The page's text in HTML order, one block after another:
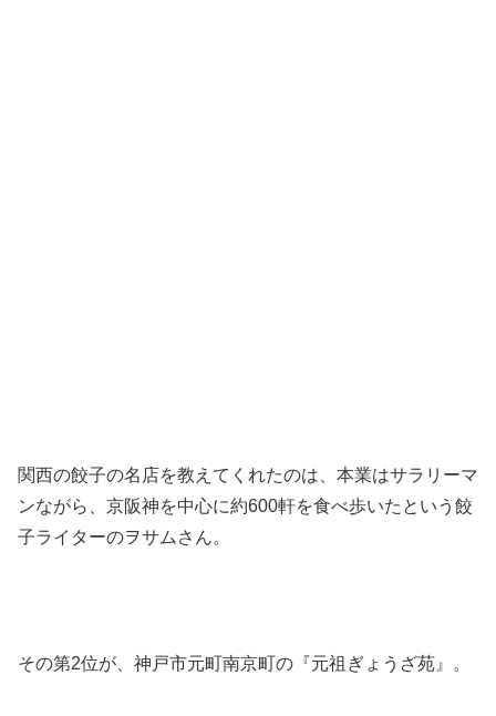
関西の餃子の名店を教えてくれたのは、本業はサラリーマ
ンながら、京阪神を中心に約600軒を食べ歩いたという餃
子ライターのヲサムさん。
その第2位が、神戸市元町南京町の『元祖ぎょうざ苑』。